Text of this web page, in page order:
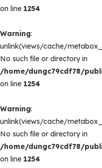
on line 1254
Warning:
unlink(views/cache/
No such file or directory in
/home/dungc79cdf78/
on line 1254
Warning:
unlink(views/cache/
No such file or directory in
/home/dungc79cdf78/
on line 1254